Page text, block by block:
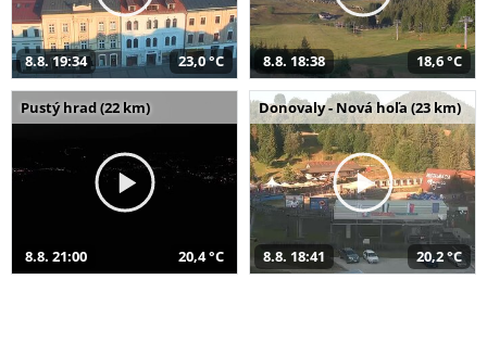
8.8. 19:34 23,0 °C 8.8. 18:38 18,6 °C
Pustý hrad (22 km)
8.8. 21:00 20,4 °C
Donovaly - Nová hoľa (23 km)
8.8. 18:41 20,2 °C